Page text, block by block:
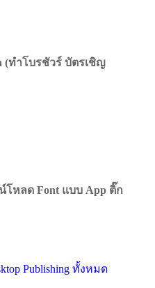
(ทำโบรชัวร์ บัตรเชิญ
โหลด Font แบบ App ติ๊ก
Publishing ทั้งหมด